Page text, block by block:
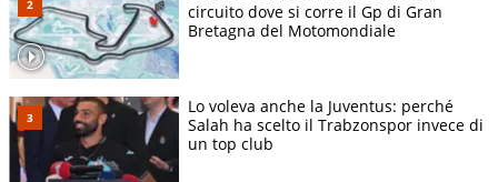
circuito dove si corre il Gp di Gran
Bretagna del Motomondiale
Lo voleva anche la Juventus: perché
Salah ha scelto il Trabzonspor invece di
un top club